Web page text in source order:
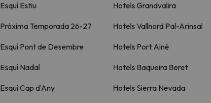
Esquí Estiu
Pròxima Temporada 26-27
Esquí Pont de Desembre
Esquí Nadal
Esquí Cap d'Any
Hotels Grandvalira
Hotels Vallnord Pal-Arinsal
Hotels Port Ainé
Hotels Baqueira Beret
Hotels Sierra Nevada